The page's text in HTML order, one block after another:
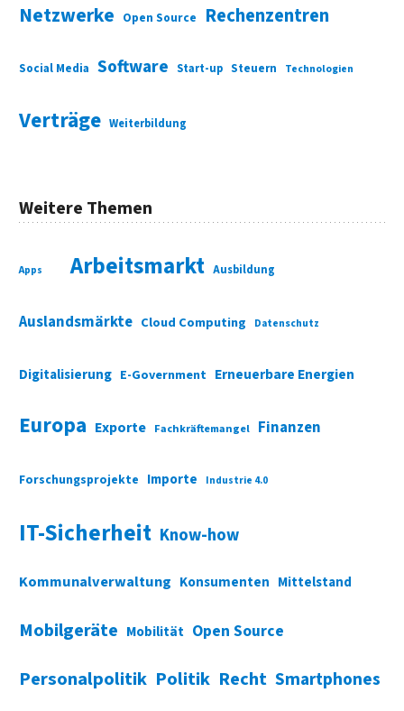
Netzwerke Open Source Rechenzentren
Social Media Software Start-up Steuern Technologien
Verträge Weiterbildung
Weitere Themen
Apps Arbeitsmarkt Ausbildung
Auslandsmärkte Cloud Computing Datenschutz
Digitalisierung E-Government Erneuerbare Energien
Europa Exporte Fachkräftemangel Finanzen
Forschungsprojekte Importe Industrie 4.0
IT-Sicherheit Know-how
Kommunalverwaltung Konsumenten Mittelstand
Mobilgeräte Mobilität Open Source
Personalpolitik Politik Recht Smartphones